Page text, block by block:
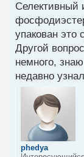
Селективный
упакован это
Другой
немного,
недавно
phedya